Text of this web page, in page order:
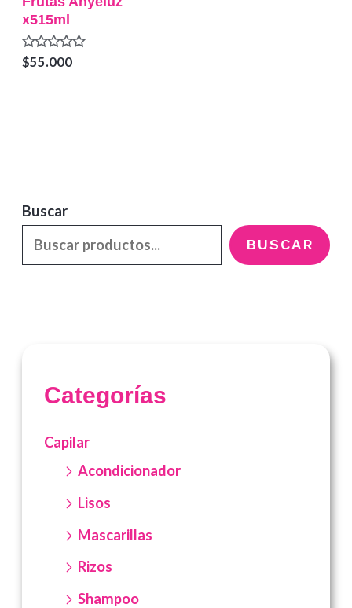
Buscar
BUSCAR
Categorías
Capilar
Acondicionador
Lisos
Mascarillas
Rizos
Shampoo
x515ml
Valorado
en
$55.000